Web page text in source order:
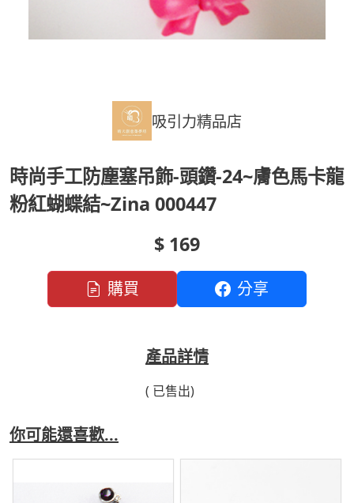
吸引力精品店
時尚手工防塵塞吊飾-頭鑽-24~膚色馬卡龍
粉紅蝴蝶結~Zina 000447
$ 169
購買 分享
產品詳情
( 已售出)
你可能還喜歡...